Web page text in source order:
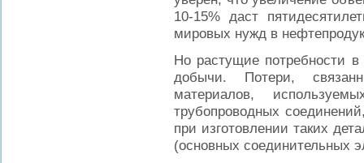
10-15% даст
мировых нужд в
Но растущие потребности
добычи. Потери,
материалов,
трубопроводных
при изготовлении таких
(основных соединительных